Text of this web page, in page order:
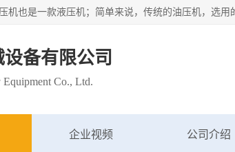
备有限公司
Co., Ltd.
企业视频 公司介绍